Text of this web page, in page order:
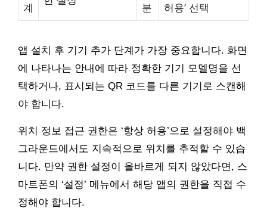
계
분
허용’ 선택
앱 설치 후 기기 추가 단계가 가장 중요합니다. 화면
에 나타나는 안내에 따라 정확한 기기 모델명을 선
택하거나, 표시되는 QR 코드를 다른 기기로 스캔해
야 합니다.
위치 정보 접근 권한은 ‘항상 허용’으로 설정해야 백
그라운드에서도 지속적으로 위치를 추적할 수 있습
니다. 만약 권한 설정이 올바르게 되지 않았다면, 스
마트폰의 ‘설정’ 메뉴에서 해당 앱의 권한을 직접 수
정해야 합니다.